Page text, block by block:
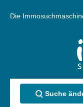
Die
Suche